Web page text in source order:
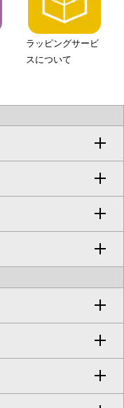
ラッピングサービ
スについて